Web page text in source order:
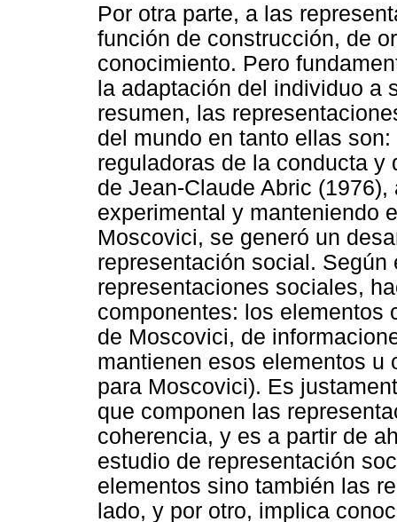
Por otra parte, a las
función de construcción, de
conocimiento. Pero
la adaptación del individuo a
resumen, las
del mundo en tanto ellas
reguladoras de la conducta y
de Jean-Claude Abric
experimental y manteniendo
Moscovici, se generó un
representación social.
representaciones sociales,
componentes: los elementos
de Moscovici, de
mantienen esos elementos u
para Moscovici). Es
que componen las
coherencia, y es a partir de
estudio de representación
elementos sino también las
lado, y por otro, implica